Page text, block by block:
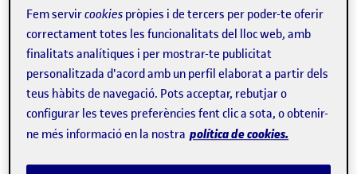
Gràcies a la modelització, els enginyers descriuen un
sistema desoftwaredes d'una perspectiva concreta, com
ara les dades que farà servir, els components o el
comportament que n'esperen. Si tornem a l'exemple de
l'edifici, els plànols serien el que s'anomena«models»
que es poden emprar com aguia durant l'etapa de
Fem servircookies pròpies i de tercers per poder-te oferir
correctament totes les funcionalitats del lloc web, amb
finalitats analítiques i per mostrar-te publicitat
personalitzada d'acord amb un perfil elaborat a partir dels
teus hàbits de navegació. Pots acceptar, rebutjar o
configurar les teves preferències fent clic a sota, o obtenir-
ne més informació en la nostra política de cookies.